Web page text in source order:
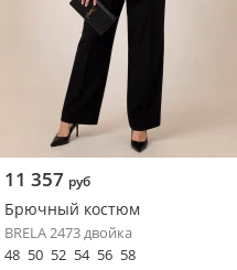
11 357 руб
Брючный костюм
BRELA 2473 двойка
48 50 52 54 56 58